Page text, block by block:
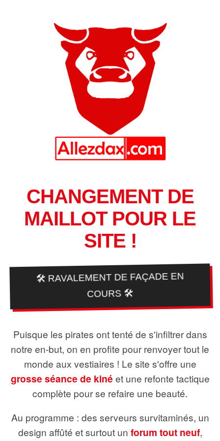
CHANGEMENT DE
MAILLOT POUR LE
SITE !
🛠️ RAVALEMENT DE FAÇADE EN
COURS 🛠️
Puisque les pirates ont tenté de s'infiltrer dans
notre en-but, on en profite pour renvoyer tout le
monde aux vestiaires ! Le site s'offre une
grosse séance de kiné et une refonte tactique
complète pour se refaire une beauté.
Au programme : des serveurs survitaminés, un
design affûté et surtout un forum tout neuf,